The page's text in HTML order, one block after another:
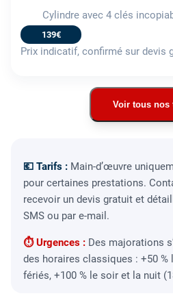
Cylindre avec 4 clés
139€
Prix indicatif, confirmé sur devis
Voir tous nos
💶 Tarifs : Main-d’œuvre
pour certaines prestations.
recevoir un devis gratuit et
SMS ou par e-mail.
⏱ Urgences : Des majorations
des horaires classiques : +50 %
fériés, +100 % le soir et la nuit